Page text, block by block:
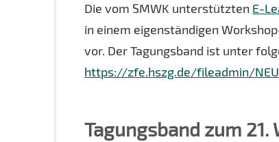
Die vom SMWK unterstützten E-
in einem eigenständigen
vor. Der Tagungsband ist unter
https://zfe.hszg.de/fileadmin/
Tagungsband zum